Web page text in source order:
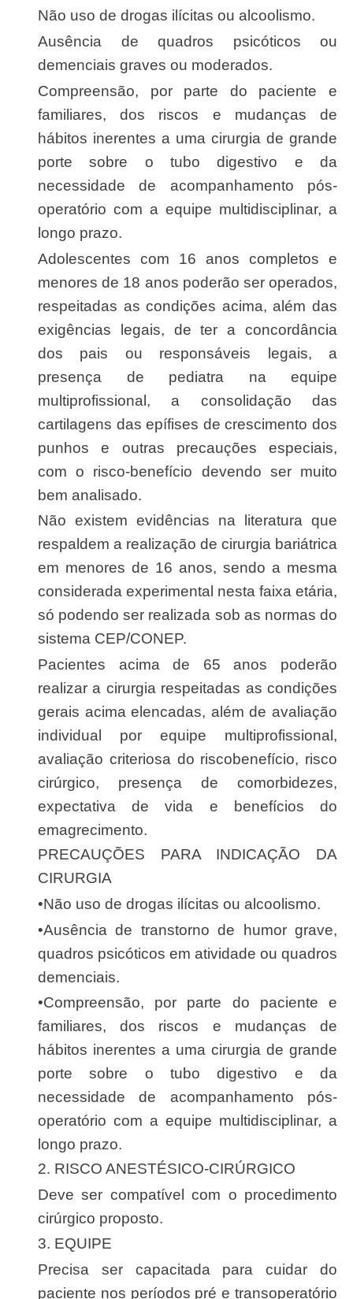
Não uso de drogas ilícitas ou alcoolismo.
Ausência de quadros psicóticos ou
demenciais graves ou moderados.
Compreensão, por parte do paciente e
familiares, dos riscos e mudanças de
hábitos inerentes a uma cirurgia de grande
porte sobre o tubo digestivo e da
necessidade de acompanhamento pós-
operatório com a equipe multidisciplinar, a
longo prazo.
Adolescentes com 16 anos completos e
menores de 18 anos poderão ser operados,
respeitadas as condições acima, além das
exigências legais, de ter a concordância
dos pais ou responsáveis legais, a
presença de pediatra na equipe
multiprofissional, a consolidação das
cartilagens das epífises de crescimento dos
punhos e outras precauções especiais,
com o risco-benefício devendo ser muito
bem analisado.
Não existem evidências na literatura que
respaldem a realização de cirurgia bariátrica
em menores de 16 anos, sendo a mesma
considerada experimental nesta faixa etária,
só podendo ser realizada sob as normas do
sistema CEP/CONEP.
Pacientes acima de 65 anos poderão
realizar a cirurgia respeitadas as condições
gerais acima elencadas, além de avaliação
individual por equipe multiprofissional,
avaliação criteriosa do riscobenefício, risco
cirúrgico, presença de comorbidezes,
expectativa de vida e benefícios do
emagrecimento.
PRECAUÇÕES PARA INDICAÇÃO DA
CIRURGIA
•Não uso de drogas ilícitas ou alcoolismo.
•Ausência de transtorno de humor grave,
quadros psicóticos em atividade ou quadros
demenciais.
•Compreensão, por parte do paciente e
familiares, dos riscos e mudanças de
hábitos inerentes a uma cirurgia de grande
porte sobre o tubo digestivo e da
necessidade de acompanhamento pós-
operatório com a equipe multidisciplinar, a
longo prazo.
2. RISCO ANESTÉSICO-CIRÚRGICO
Deve ser compatível com o procedimento
cirúrgico proposto.
3. EQUIPE
Precisa ser capacitada para cuidar do
paciente nos períodos pré e transoperatório